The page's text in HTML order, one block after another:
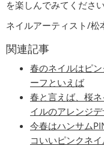
を楽しんでみてくださ
ネイルアーティスト/松
関連記事
春のネイルはピ
ーフといえば
春と言えば、桜
イルのアレンジ
今春はハンサム
コいいピンクネ